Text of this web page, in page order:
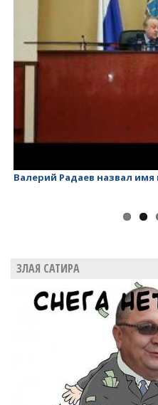
Валерий Радаев назвал
ЗЛАЯ САТИРА